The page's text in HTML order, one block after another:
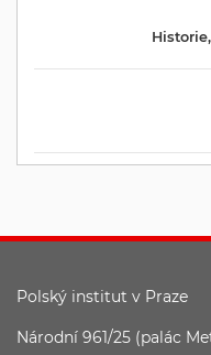
Historie,
Polský institut v Praze
Národní 961/25 (palác